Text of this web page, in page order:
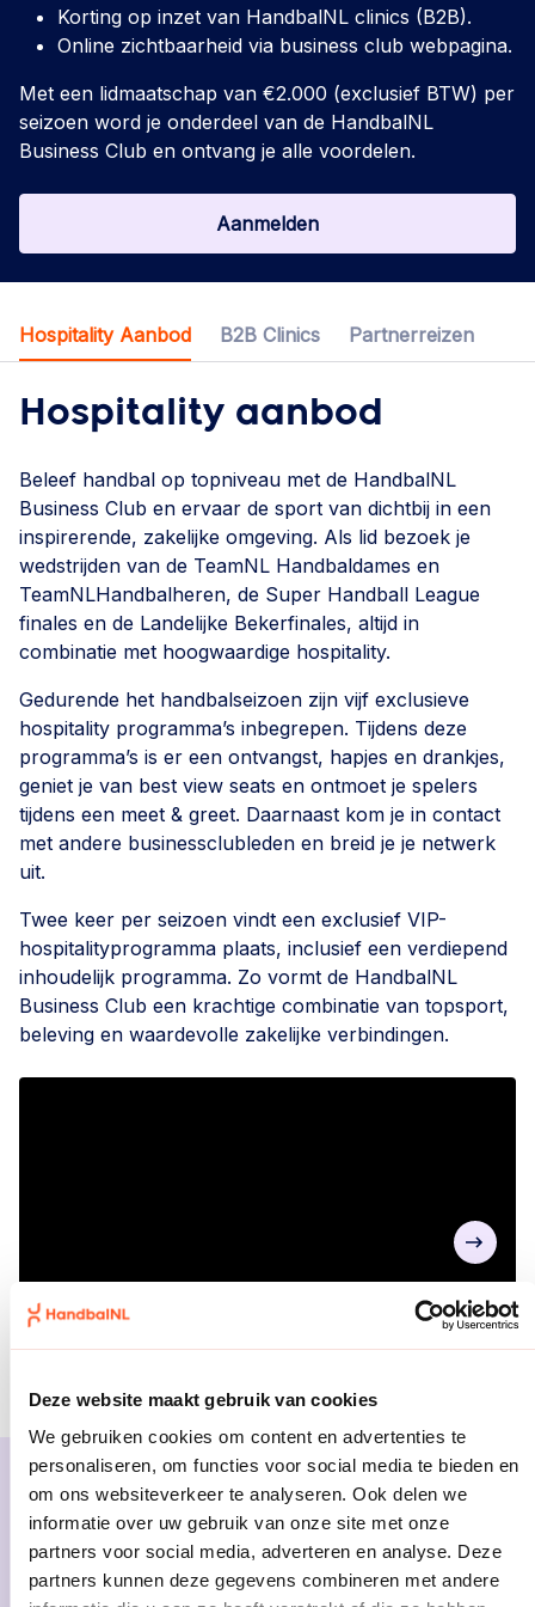
Deze website maakt gebruik van cookies
We gebruiken cookies om content en advertenties te
personaliseren, om functies voor social media te bieden en
om ons websiteverkeer te analyseren. Ook delen we
informatie over uw gebruik van onze site met onze
partners voor social media, adverteren en analyse. Deze
partners kunnen deze gegevens combineren met andere
Korting op inzet van HandbalNL clinics (B2B).
Online zichtbaarheid via business club webpagina.
Met een lidmaatschap van €2.000 (exclusief BTW) per
seizoen word je onderdeel van de HandbalNL
Business Club en ontvang je alle voordelen.
Aanmelden
Hospitality Aanbod B2B Clinics Partnerreizen
Hospitality aanbod
Beleef handbal op topniveau met de HandbalNL
Business Club en ervaar de sport van dichtbij in een
inspirerende, zakelijke omgeving. Als lid bezoek je
wedstrijden van de TeamNL Handbaldames en
TeamNLHandbalheren, de Super Handball League
finales en de Landelijke Bekerfinales, altijd in
combinatie met hoogwaardige hospitality.
Gedurende het handbalseizoen zijn vijf exclusieve
hospitality programma’s inbegrepen. Tijdens deze
programma’s is er een ontvangst, hapjes en drankjes,
geniet je van best view seats en ontmoet je spelers
tijdens een meet & greet. Daarnaast kom je in contact
met andere businessclubleden en breid je je netwerk
uit.
Twee keer per seizoen vindt een exclusief VIP-
hospitalityprogramma plaats, inclusief een verdiepend
inhoudelijk programma. Zo vormt de HandbalNL
Business Club een krachtige combinatie van topsport,
beleving en waardevolle zakelijke verbindingen.
Agenda
EK2028 Kwalificatie |